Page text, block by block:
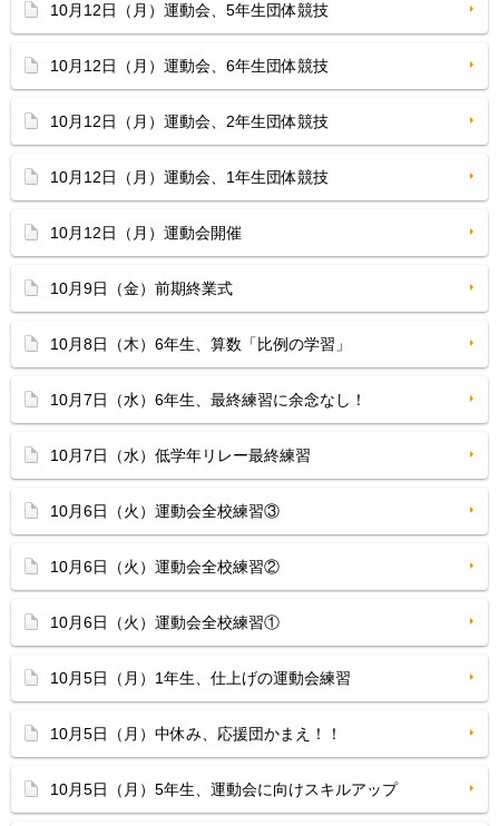
10月12日（月）運動会、5年生団体競技
10月12日（月）運動会、6年生団体競技
10月12日（月）運動会、2年生団体競技
10月12日（月）運動会、1年生団体競技
10月12日（月）運動会開催
10月9日（金）前期終業式
10月8日（木）6年生、算数「比例の学習」
10月7日（水）6年生、最終練習に余念なし！
10月7日（水）低学年リレー最終練習
10月6日（火）運動会全校練習③
10月6日（火）運動会全校練習②
10月6日（火）運動会全校練習①
10月5日（月）1年生、仕上げの運動会練習
10月5日（月）中休み、応援団かまえ！！
10月5日（月）5年生、運動会に向けスキルアップ